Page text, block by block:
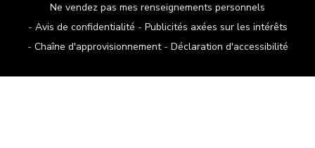
Ne vendez pas mes renseignements personnels
Avis de confidentialité
Publicités axées sur les intérêts
Chaîne d'approvisionnement
Déclaration d'accessibilité